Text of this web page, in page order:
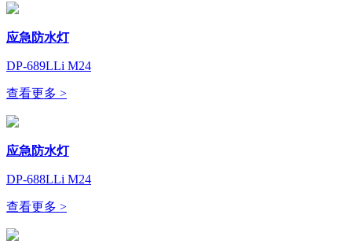
应急防水灯
DP-689LLi M24
查看更多 >
应急防水灯
DP-688LLi M24
查看更多 >